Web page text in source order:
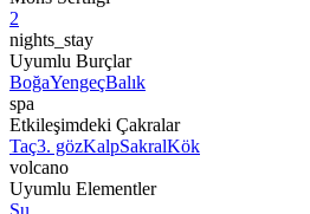
2
nights_stay
Uyumlu Burçlar
BoğaYengeçBalık
spa
Etkileşimdeki Çakralar
Taç3. gözKalpSakralKök
volcano
Uyumlu Elementler
Su